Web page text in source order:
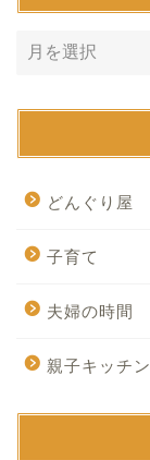
どんぐり屋
子育て
夫婦の時間
親子キッチン